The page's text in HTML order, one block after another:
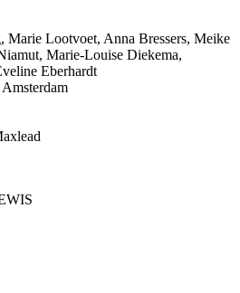
Lootvoet, Anna Bressers, Meike
Marie-Louise Diekema,
Eberhardt